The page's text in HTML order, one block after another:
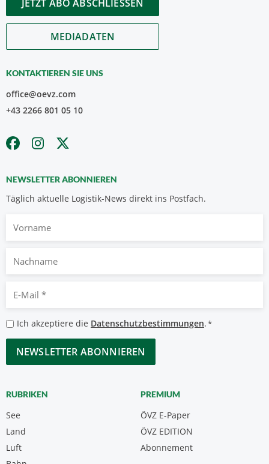
JETZT ABO ABSCHLIESSEN
MEDIADATEN
KONTAKTIEREN SIE UNS
office@oevz.com
+43 2266 801 05 10
NEWSLETTER ABONNIEREN
Täglich aktuelle Logistik-News direkt ins Postfach.
Nachname
Mail
*
Datenschutzbestimmungen
*
Ich akzeptiere die Datenschutzbestimmungen.*
CAPTCHA
RUBRIKEN
See
Land
Luft
PREMIUM
ÖVZ E-Paper
Abonnement
ÖVZ EDITION